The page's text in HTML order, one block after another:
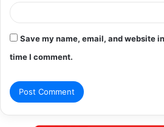
Save my name, email, and website
time I comment.